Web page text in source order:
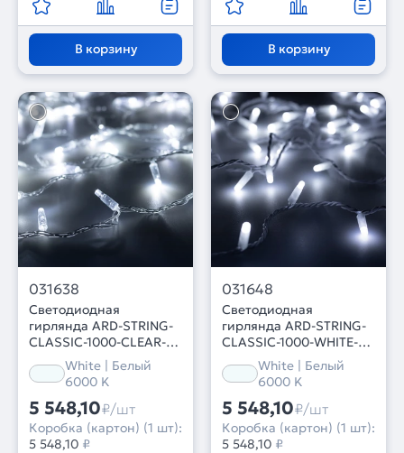
В корзину В корзину
031638
Светодиодная
гирлянда ARD-STRING-
CLASSIC-1000-CLEAR-
100LED-PULSE White
(230V, 7W) (Ardecoled,
IP65, 1 год)
White | Белый
6000 K
5 548,10₽/шт
Коробка (картон) (1 шт):
5 548,10 ₽
031648
Светодиодная
гирлянда ARD-STRING-
CLASSIC-1000-WHITE-
100LED-MILK-PULSE
White (230V, 7W)
(Ardecoled, IP65, 1 год)
White | Белый
6000 K
5 548,10₽/шт
Коробка (картон) (1 шт):
5 548,10 ₽